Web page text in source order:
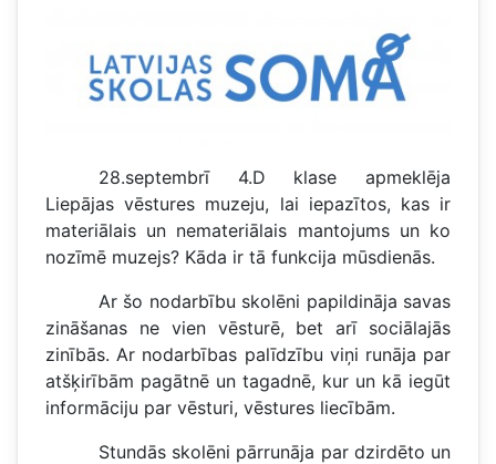
28.septembrī 4.D klase apmeklēja
Liepājas vēstures muzeju, lai iepazītos, kas ir
materiālais un nemateriālais mantojums un ko
nozīmē muzejs? Kāda ir tā funkcija mūsdienās.
Ar šo nodarbību skolēni papildināja savas
zināšanas ne vien vēsturē, bet arī sociālajās
zinībās. Ar nodarbības palīdzību viņi runāja par
atšķirībām pagātnē un tagadnē, kur un kā iegūt
informāciju par vēsturi, vēstures liecībām.
Stundās skolēni pārrunāja par dzirdēto un